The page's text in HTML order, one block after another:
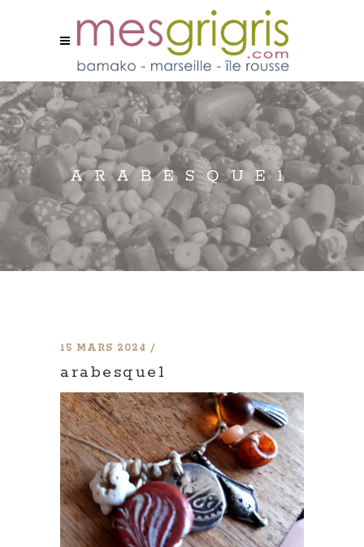
ARABESQUE1
15 MARS 2024
arabesque1